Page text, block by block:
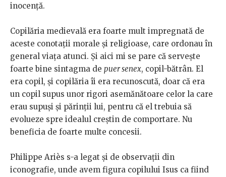
inocență.
Copilăria medievală era foarte mult impregnată de
aceste conotații morale și religioase, care ordonau în
general viața atunci. Și aici mi se pare că servește
foarte bine sintagma de puer senex, copil-bătrân. El
era copil, și copilăria îi era recunoscută, doar că era
un copil supus unor rigori asemănătoare celor la care
erau supuși și părinții lui, pentru că el trebuia să
evolueze spre idealul creștin de comportare. Nu
beneficia de foarte multe concesii.
Philippe Ariès s-a legat și de observații din
iconografie, unde avem figura copilului Isus ca fiind